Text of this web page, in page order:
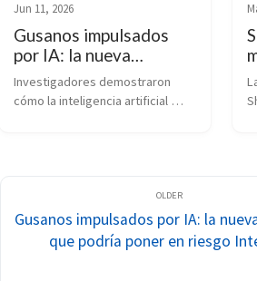
Jun 11, 2026
Gusanos impulsados
por IA: la nueva
amenaza que podría
poner en riesgo Internet
Investigadores demostraron
cómo la inteligencia artificial
vulnerabilidades y propagarse
de forma autónoma. El estudio
pone de relieve los desafíos que
la IA plantea para la
Gusanos impulsados por IA: la
que podría poner en riesgo